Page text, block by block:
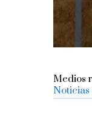
Medios
Noticias